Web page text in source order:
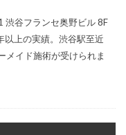
渋谷フランセ奥野ビル 8F
上の実績。渋谷駅至近
メイド施術が受けられま